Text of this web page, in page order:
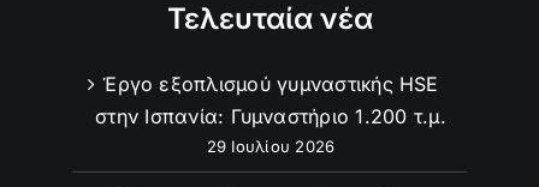
Τελευταία νέα
Έργο εξοπλισμού γυμναστικής HSE
στην Ισπανία: Γυμναστήριο 1.200 τ.μ.
29 Ιουλίου 2026